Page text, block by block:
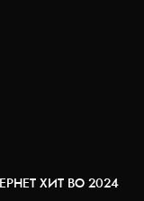
ХИТ ВО 2024